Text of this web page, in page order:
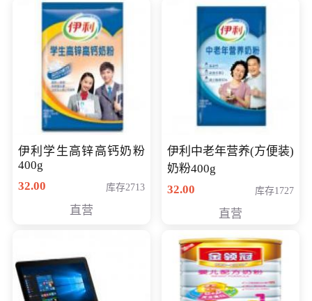
伊利学生高锌高钙奶粉
400g
32.00
库存2713
直营
伊利中老年营养(方便装)
奶粉400g
32.00
库存1727
直营